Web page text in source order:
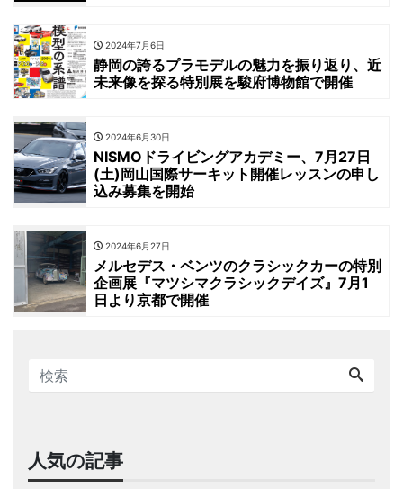
2024年7月6日
静岡の誇るプラモデルの魅力を振り返り、近
未来像を探る特別展を駿府博物館で開催
2024年6月30日
NISMOドライビングアカデミー、7月27日
(土)岡山国際サーキット開催レッスンの申し
込み募集を開始
2024年6月27日
メルセデス・ベンツのクラシックカーの特別
企画展『マツシマクラシックデイズ』7月1
日より京都で開催
人気の記事